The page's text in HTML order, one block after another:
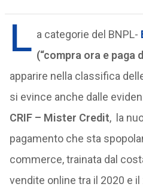
L a categorie del BNPL-
(“compra ora e paga
apparire nella classifica
si evince anche dalle
CRIF – Mister Credit, la
pagamento che sta
commerce, trainata dal
vendite online tra il 2020 e